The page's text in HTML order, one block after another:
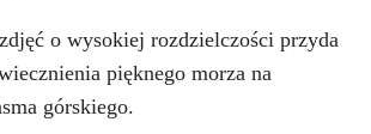
o wysokiej rozdzielczości przyda
pięknego morza na
górskiego.